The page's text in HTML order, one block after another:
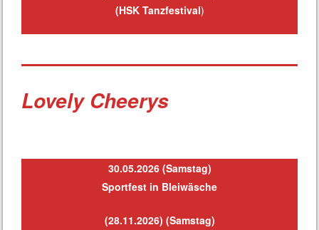
(HSK Tanzfestival)
Lovely Cheerys
30.05.2026 (Samstag)
Sportfest in Bleiwäsche
(28.11.2026) (Samstag)